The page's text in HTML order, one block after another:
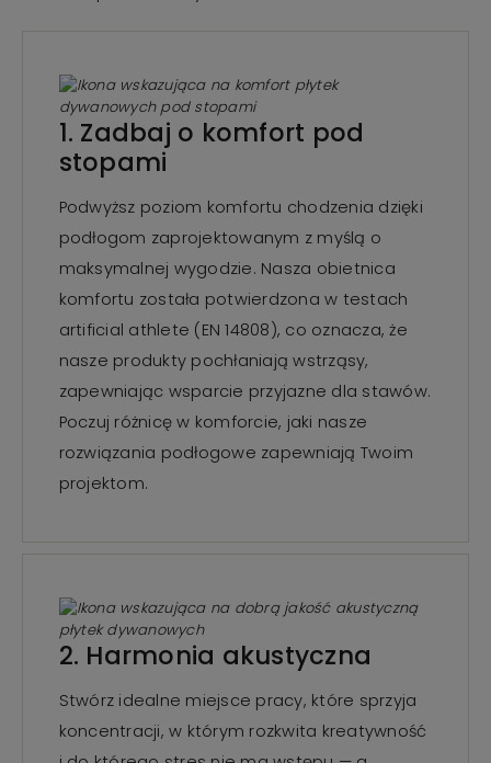
1. Zadbaj o komfort pod
stopami
Podwyższ poziom komfortu chodzenia dzięki
podłogom zaprojektowanym z myślą o
maksymalnej wygodzie. Nasza obietnica
komfortu została potwierdzona w testach
artificial athlete (EN 14808), co oznacza, że
nasze produkty pochłaniają wstrząsy,
zapewniając wsparcie przyjazne dla stawów.
Poczuj różnicę w komforcie, jaki nasze
rozwiązania podłogowe zapewniają Twoim
projektom.
2. Harmonia akustyczna
Stwórz idealne miejsce pracy, które sprzyja
koncentracji, w którym rozkwita kreatywność